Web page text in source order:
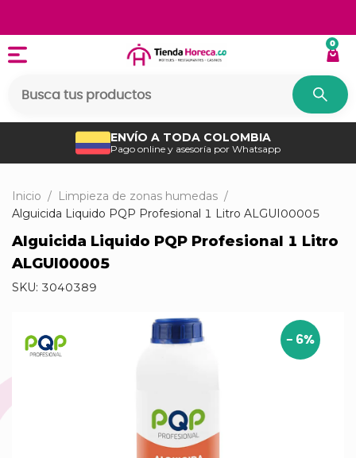
0
ENVÍO A TODA COLOMBIA
Pago online y asesoría por Whatsapp
Inicio / Limpieza de zonas humedas /
Alguicida Liquido PQP Profesional 1 Litro ALGUI00005
Alguicida Liquido PQP Profesional 1 Litro
ALGUI00005
SKU: 3040389
- 6%